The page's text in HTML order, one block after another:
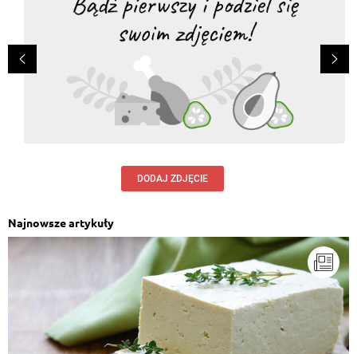
DODAJ ZDJĘCIE
Najnowsze artykuły